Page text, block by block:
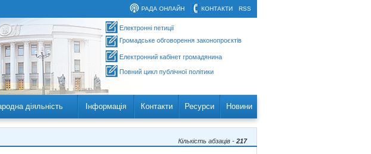
RSS
КОНТАКТИ
РАДА ОНЛАЙН
Електронні петиції
Громадське обговорення законопроєктів
Електронний кабінет громадянина
Повний цикл публічної політики
діяльність Інформація Контакти Ресурси Новини
Кількість абзаців - 217